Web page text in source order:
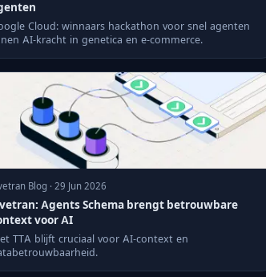
Cloud: winnaars hackathon voor snel agenten
AI-kracht in genetica en e-commerce.
Blog · 29 Jun 2026
Agents Schema brengt betrouwbare
voor AI
TTA blijft cruciaal voor AI-context en